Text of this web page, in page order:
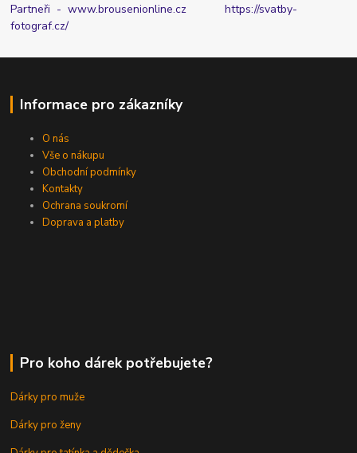
Partneři - www.brousenionline.czhttps://svatby-
fotograf.cz/
Informace pro zákazníky
O nás
Vše o nákupu
Obchodní podmínky
Kontakty
Ochrana soukromí
Doprava a platby
Pro koho dárek potřebujete?
Dárky pro muže
Dárky pro ženy